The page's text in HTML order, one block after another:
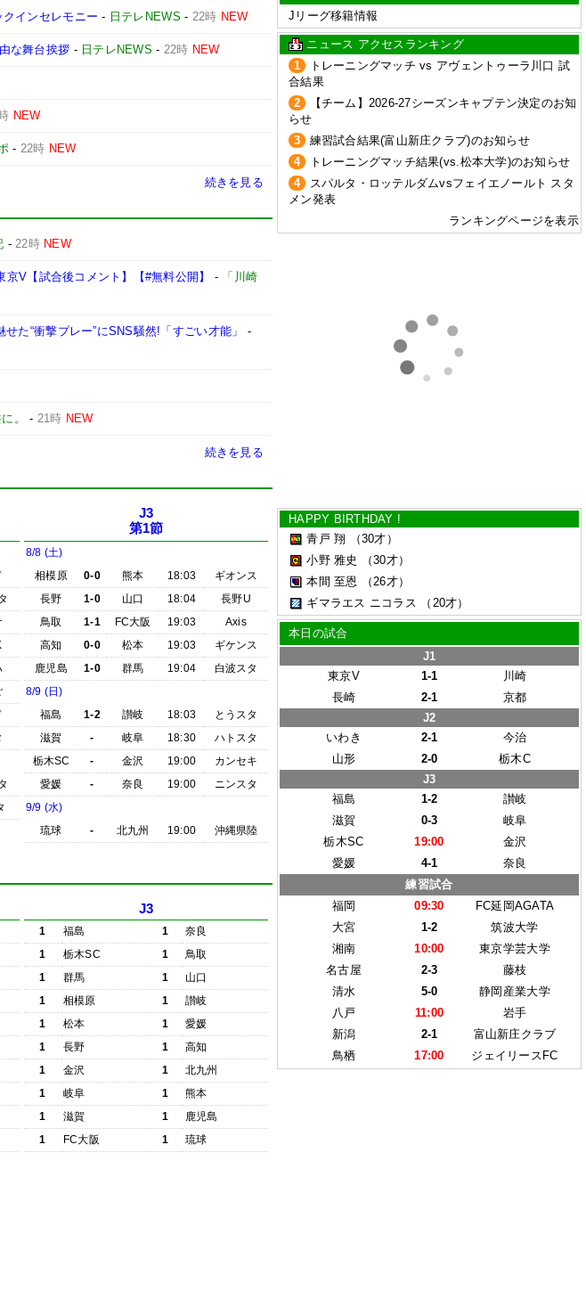
インセレモニー - 日テレNEWS - 22時 NEW
な舞台挨拶 - 日テレNEWS - 22時 NEW
NEW
- 22時 NEW
続きを見る
-22時 NEW
V【試合後コメント】【#無料公開】 -
「川崎
た“衝撃プレー”にSNS騒然!「すごい才能」
-
。 - 21時 NEW
続きを見る
J3
第1節
8/8 (土)
相模原
0-0 熊本 18:03
ギオンス
長野
1-0 山口 18:04
長野U
鳥取
1-1 FC大阪 19:03
Axis
高知
0-0 松本 19:03
ギケンス
鹿児島
1-0 群馬 19:04
白波スタ
8/9 (日)
福島
1-2 讃岐 18:03
とうスタ
滋賀
- 岐阜 18:30
ハトスタ
栃木SC
- 金沢 19:00
カンセキ
愛媛
- 奈良 19:00
ニンスタ
9/9 (水)
琉球
- 北九州 19:00 沖縄県陸
J3
1 福島 1
奈良
1
栃木SC 1
鳥取
1
群馬 1
山口
1
相模原 1
讃岐
1
松本 1
愛媛
1
長野 1
高知
1
金沢 1
北九州
1
岐阜 1
熊本
1
滋賀 1
鹿児島
1
FC大阪 1 琉球
Jリーグ移籍情報
ニュース アクセスランキング
1
トレーニングマッチ vs アヴェントゥーラ川口 試
合結果
2
【チーム】2026-27シーズンキャプテン決定のお知
らせ
3
練習試合結果(富山新庄クラブ)のお知らせ
4
トレーニングマッチ結果(vs.松本大学)のお知らせ
4
スパルタ・ロッテルダムvsフェイエノールト スタ
メン発表
ランキングページを表示
HAPPY BIRTHDAY !
青戸 翔
（30才）
小野 雅史
（30才）
本間 至恩
（26才）
ギマラエス ニコラス
（20才）
本日の試合
J1
東京V
1-1
川崎
長崎
2-1
京都
J2
いわき
2-1
今治
山形
2-0
栃木C
J3
福島
1-2
讃岐
滋賀
0-3
岐阜
栃木SC
19:00
金沢
愛媛
4-1
奈良
練習試合
福岡
09:30
FC延岡AGATA
大宮
1-2
筑波大学
湘南
10:00
東京学芸大学
名古屋
2-3
藤枝
清水
5-0
静岡産業大学
八戸
11:00
岩手
新潟
2-1
富山新庄クラブ
鳥栖
17:00 ジェイリースFC